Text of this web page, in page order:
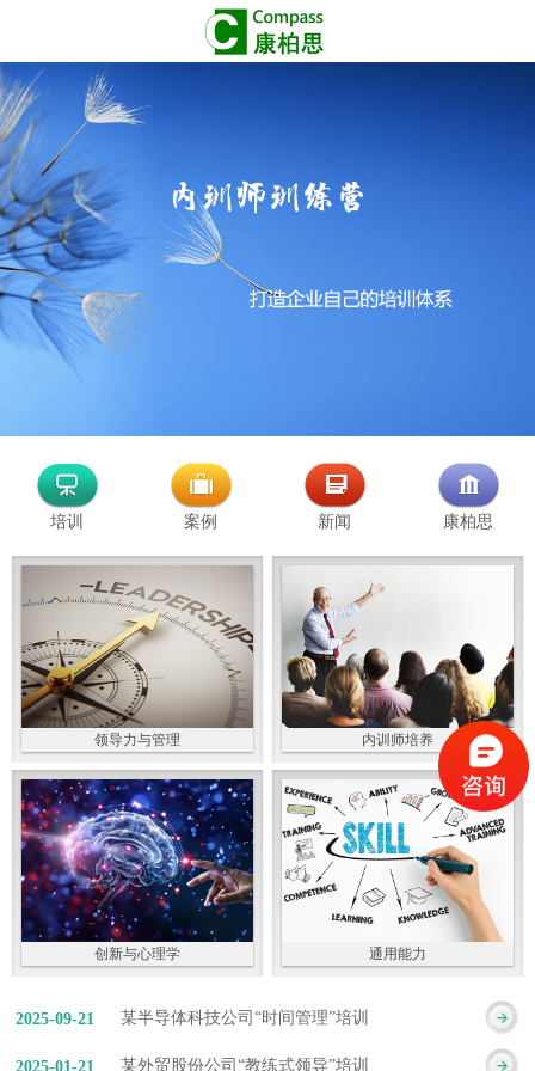
培训 案例 新闻 康柏思
领导力与管理 内训师培养
创新与心理学 通用能力
某半导体科技公司“时间管理”培训
2025-09-21
某外贸股份公司“教练式领导”培训
2025-01-21